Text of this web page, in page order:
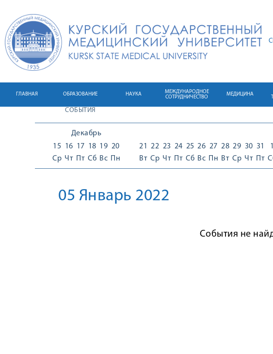
ГЛАВНАЯ ОБРАЗОВАНИЕ НАУКА
МЕЖДУНАРОДНОЕ
СОТРУДНИЧЕСТВО
МЕДИЦИНА
СОБЫТИЯ
Декабрь
15
Ср
16
Чт
17
Пт
18
Сб
19
Вс
20
Пн
21
Вт
22
Ср
23
Чт
24
Пт
25
Сб
26
Вс
27
Пн
28
Вт
29
Ср
30
Чт
31
Пт
1
05 Январь 2022
События не